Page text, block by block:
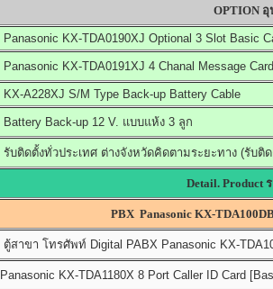
OPTION
Panasonic KX-TDA0190XJ Optional 3 Slot Basic
Panasonic KX-TDA0191XJ 4 Chanal Message
KX-A228XJ S/M Type Back-up Battery Cable
Battery Back-up 12 V. แบบแห้ง 3 ลูก
รับติดตั้งทั่วประเทศ ต่างจังหวัดคิดตามระยะทาง (รับติ
Detail. Product
PBX Panasonic KX-
ตู้สาขา โทรศัพท์ Digital PABX Panasonic KX-
Panasonic KX-TDA1180X 8 Port Caller ID Card